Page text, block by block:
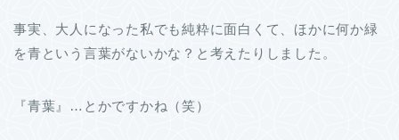
事実、大人になった私でも純粋に面白くて、ほかに何か緑
を青という言葉がないかな？と考えたりしました。
『青葉』…とかですかね（笑）